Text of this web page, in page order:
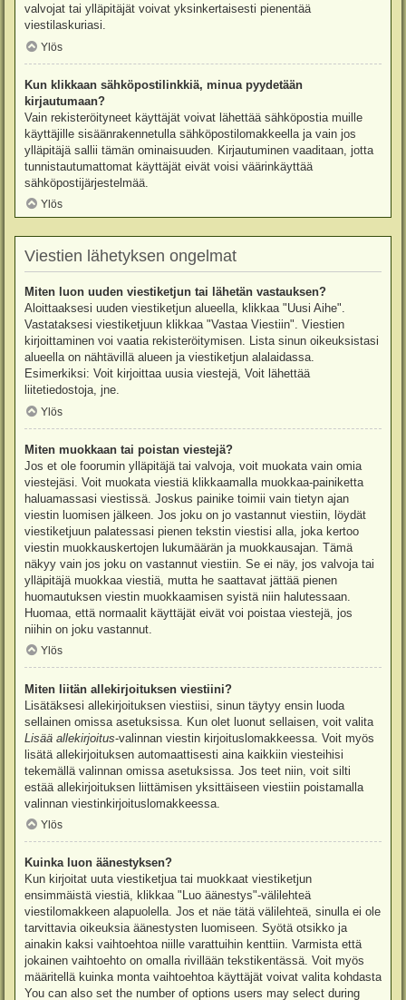
valvojat tai ylläpitäjät voivat yksinkertaisesti pienentää
viestilaskuriasi.
Ylös
Kun klikkaan sähköpostilinkkiä, minua pyydetään
kirjautumaan?
Vain rekisteröityneet käyttäjät voivat lähettää sähköpostia muille
käyttäjille sisäänrakennetulla sähköpostilomakkeella ja vain jos
ylläpitäjä sallii tämän ominaisuuden. Kirjautuminen vaaditaan, jotta
tunnistautumattomat käyttäjät eivät voisi väärinkäyttää
sähköpostijärjestelmää.
Ylös
Viestien lähetyksen ongelmat
Miten luon uuden viestiketjun tai lähetän vastauksen?
Aloittaaksesi uuden viestiketjun alueella, klikkaa "Uusi Aihe".
Vastataksesi viestiketjuun klikkaa "Vastaa Viestiin". Viestien
kirjoittaminen voi vaatia rekisteröitymisen. Lista sinun oikeuksistasi
alueella on nähtävillä alueen ja viestiketjun alalaidassa.
Esimerkiksi: Voit kirjoittaa uusia viestejä, Voit lähettää
liitetiedostoja, jne.
Ylös
Miten muokkaan tai poistan viestejä?
Jos et ole foorumin ylläpitäjä tai valvoja, voit muokata vain omia
viestejäsi. Voit muokata viestiä klikkaamalla muokkaa-painiketta
haluamassasi viestissä. Joskus painike toimii vain tietyn ajan
viestin luomisen jälkeen. Jos joku on jo vastannut viestiin, löydät
viestiketjuun palatessasi pienen tekstin viestisi alla, joka kertoo
viestin muokkauskertojen lukumäärän ja muokkausajan. Tämä
näkyy vain jos joku on vastannut viestiin. Se ei näy, jos valvoja tai
ylläpitäjä muokkaa viestiä, mutta he saattavat jättää pienen
huomautuksen viestin muokkaamisen syistä niin halutessaan.
Huomaa, että normaalit käyttäjät eivät voi poistaa viestejä, jos
niihin on joku vastannut.
Ylös
Miten liitän allekirjoituksen viestiini?
Lisätäksesi allekirjoituksen viestiisi, sinun täytyy ensin luoda
sellainen omissa asetuksissa. Kun olet luonut sellaisen, voit valita
Lisää allekirjoitus-valinnan viestin kirjoituslomakkeessa. Voit myös
lisätä allekirjoituksen automaattisesti aina kaikkiin viesteihisi
tekemällä valinnan omissa asetuksissa. Jos teet niin, voit silti
estää allekirjoituksen liittämisen yksittäiseen viestiin poistamalla
valinnan viestinkirjoituslomakkeessa.
Ylös
Kuinka luon äänestyksen?
Kun kirjoitat uuta viestiketjua tai muokkaat viestiketjun
ensimmäistä viestiä, klikkaa "Luo äänestys"-välilehteä
viestilomakkeen alapuolella. Jos et näe tätä välilehteä, sinulla ei ole
tarvittavia oikeuksia äänestysten luomiseen. Syötä otsikko ja
ainakin kaksi vaihtoehtoa niille varattuihin kenttiin. Varmista että
jokainen vaihtoehto on omalla rivillään tekstikentässä. Voit myös
määritellä kuinka monta vaihtoehtoa käyttäjät voivat valita kohdasta
You can also set the number of options users may select during